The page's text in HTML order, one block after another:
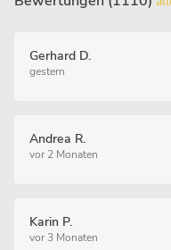
Gerhard D.
gestern
Andrea R.
vor 2 Monaten
Karin P.
vor 3 Monaten